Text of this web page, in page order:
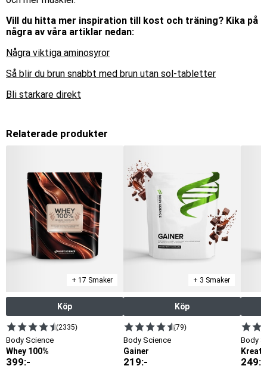
Vill du hitta mer inspiration till kost och träning? Kika på
några av våra artiklar nedan:
Några viktiga aminosyror
Så blir du brun snabbt med brun utan sol-tabletter
Bli starkare direkt
Relaterade produkter
+ 17 Smaker
Köp
(2335)
Body Science
Whey 100%
399:-
+ 3 Smaker
Köp
(79)
Body Science
Gainer
219:-
Body
249:-